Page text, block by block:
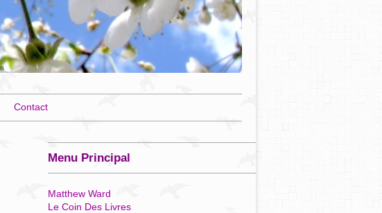
Contact
Menu Principal
Matthew Ward
Le Coin Des Livres